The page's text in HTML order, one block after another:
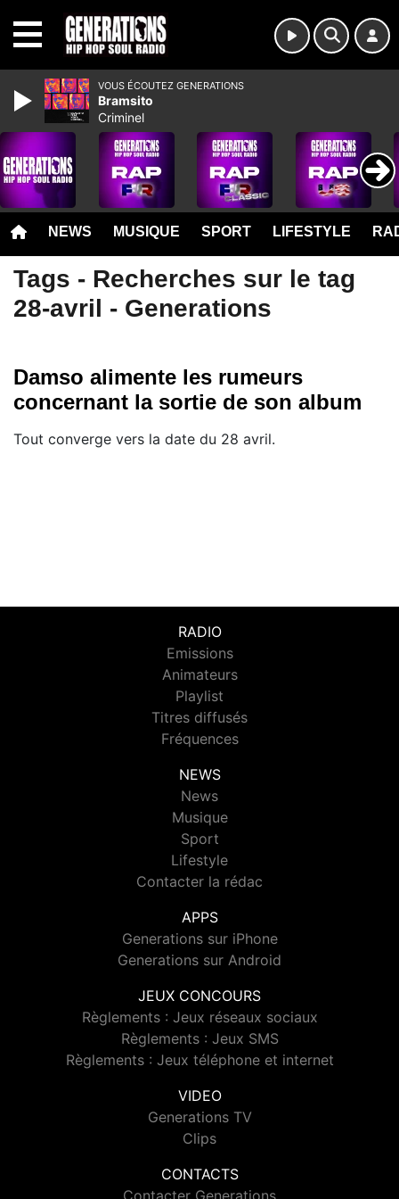
NEWS MUSIQUE SPORT LIFESTYLE
Tags - Recherches sur le tag
28-avril - Generations
Damso alimente les rumeurs
concernant la sortie de son album
Tout converge vers la date du 28 avril.
RADIO
Emissions
Animateurs
Playlist
Titres diffusés
Fréquences
NEWS
News
Musique
Sport
Lifestyle
Contacter la rédac
APPS
Generations sur iPhone
Generations sur Android
JEUX CONCOURS
Règlements : Jeux réseaux sociaux
Règlements : Jeux SMS
Règlements : Jeux téléphone et internet
VIDEO
Generations TV
Clips
CONTACTS
VOUS ÉCOUTEZ GENERATIONS
Bramsito
Criminel